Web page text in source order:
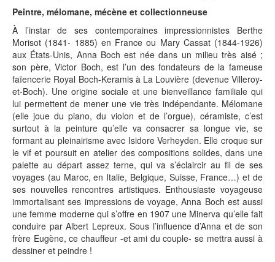
Peintre, mélomane, mécène et collectionneuse
À l’instar de ses contemporaines impressionnistes Berthe
Morisot (1841- 1885) en France ou Mary Cassat (1844-1926)
aux États-Unis, Anna Boch est née dans un milieu très aisé ;
son père, Victor Boch, est l’un des fondateurs de la fameuse
faïencerie Royal Boch-Keramis à La Louvière (devenue Villeroy-
et-Boch). Une origine sociale et une bienveillance familiale qui
lui permettent de mener une vie très indépendante. Mélomane
(elle joue du piano, du violon et de l’orgue), céramiste, c’est
surtout à la peinture qu’elle va consacrer sa longue vie, se
formant au pleinairisme avec Isidore Verheyden. Elle croque sur
le vif et poursuit en atelier des compositions solides, dans une
palette au départ assez terne, qui va s’éclaircir au fil de ses
voyages (au Maroc, en Italie, Belgique, Suisse, France…) et de
ses nouvelles rencontres artistiques. Enthousiaste voyageuse
immortalisant ses impressions de voyage, Anna Boch est aussi
une femme moderne qui s’offre en 1907 une Minerva qu’elle fait
conduire par Albert Lepreux. Sous l’influence d’Anna et de son
frère Eugène, ce chauffeur -et ami du couple- se mettra aussi à
dessiner et peindre !